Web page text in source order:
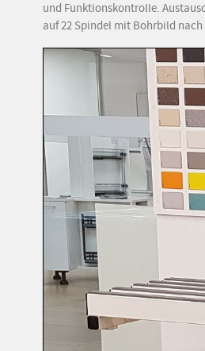
und Funktionskontrolle.
auf 22 Spindel mit Bohrbild nach